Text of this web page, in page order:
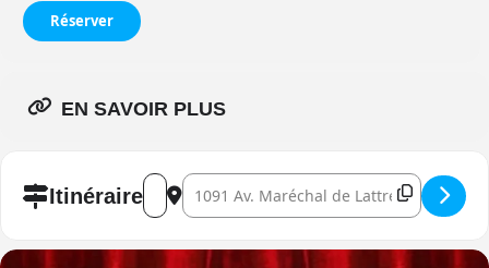
Réserver
EN SAVOIR PLUS
ItinéraireAddress - Les Belles soeurs []
Destination Address - Les Belles soeurs []